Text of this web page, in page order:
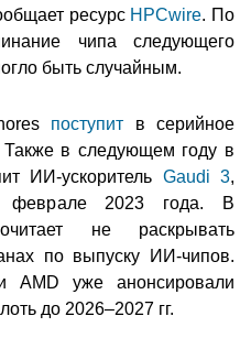
ресурс HPCwire. По
чипа следующего
быть случайным.
поступит в серийное
Также в следующем году в
ИИ-ускоритель Gaudi 3,
феврале 2023 года. В
не раскрывать
по выпуску ИИ-чипов.
AMD уже анонсировали
до 2026–2027 гг.